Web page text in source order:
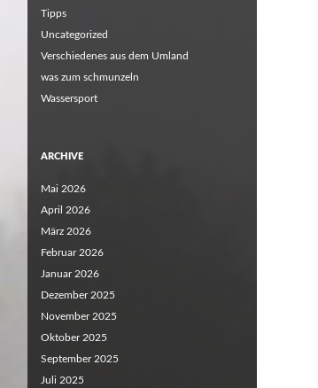
Tipps
Uncategorized
Verschiedenes aus dem Umland
was zum schmunzeln
Wassersport
ARCHIVE
Mai 2026
April 2026
März 2026
Februar 2026
Januar 2026
Dezember 2025
November 2025
Oktober 2025
September 2025
Juli 2025